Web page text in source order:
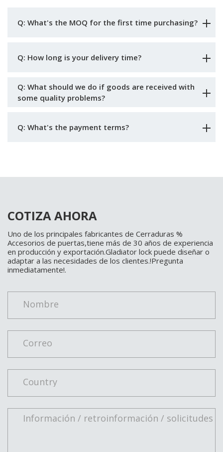
Q: What's the MOQ for the first time purchasing?
Q: How long is your delivery time?
Q: What should we do if goods are received with
some quality problems?
Q: What's the payment terms?
COTIZA AHORA
Uno de los principales fabricantes de Cerraduras %
Accesorios de puertas,tiene más de 30 años de experiencia
en producción y exportación.Gladiator lock puede diseñar o
adaptar a las necesidades de los clientes.!Pregunta
inmediatamente!.